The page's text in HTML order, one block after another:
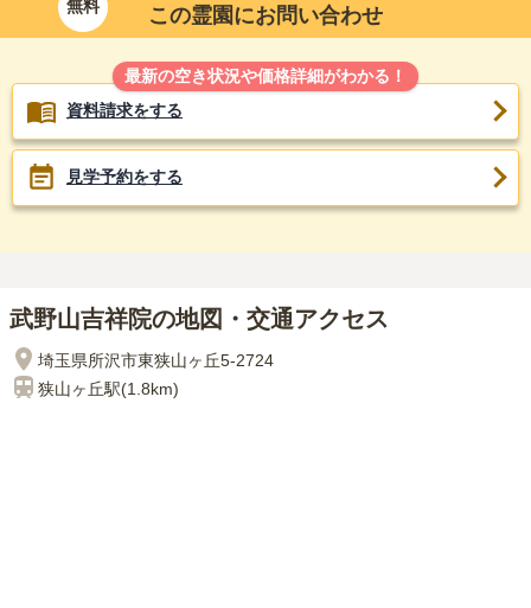
無料 この霊園にお問い合わせ
最新の空き状況や価格詳細がわかる！
資料請求をする
見学予約をする
武野山吉祥院の地図・交通アクセス
埼玉県所沢市東狭山ヶ丘5-2724
狭山ヶ丘駅(1.8km)